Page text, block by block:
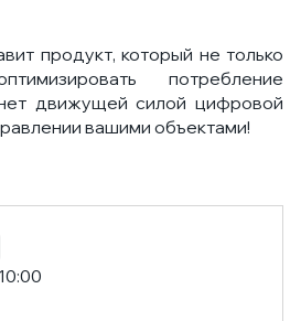
продукт, который не только
потребление
движущей силой цифровой
вашими объектами!